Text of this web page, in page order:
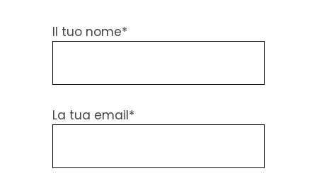
Il tuo nome*
La tua email*